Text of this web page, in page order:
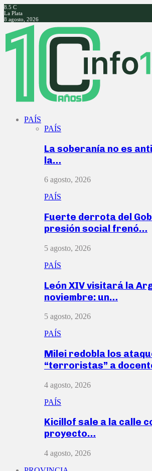
8.5 C
La Plata
8 agosto, 2026
Facebook
Twitter
Instagram
Youtube
PAÍS
PAÍS
La soberanía no es
la…
6 agosto, 2026
PAÍS
Fuerte derrota del
presión social frenó…
5 agosto, 2026
PAÍS
León XIV visitará la
noviembre: un…
5 agosto, 2026
PAÍS
Milei redobla los
“terroristas” a
4 agosto, 2026
PAÍS
Kicillof sale a la calle
proyecto…
4 agosto, 2026